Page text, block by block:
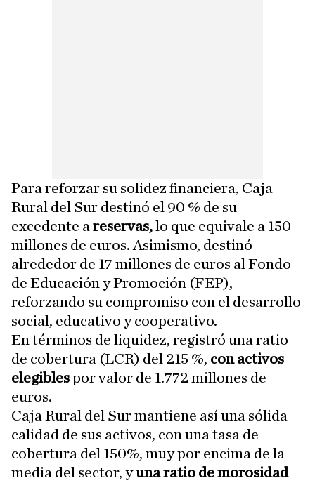
Para reforzar su solidez financiera, Caja
Rural del Sur destinó el 90 % de su
excedente a reservas,lo que equivale a 150
millones de euros. Asimismo, destinó
alrededor de 17 millones de euros al Fondo
de Educación y Promoción (FEP),
reforzando su compromiso con el desarrollo
social, educativo y cooperativo.
En términos de liquidez, registró una ratio
de cobertura (LCR) del 215 %, con activos
elegiblespor valor de 1.772 millones de
euros.
Caja Rural del Sur mantiene así una sólida
calidad de sus activos, con una tasa de
cobertura del 150%, muy por encima de la
media del sector, yuna ratio de morosidad